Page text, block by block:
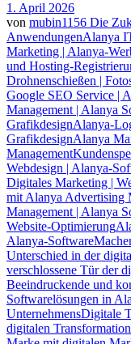
1. April 2026
von mubin1156 Die
AnwendungenAlanya
Marketing | Alanya-
und Hosting-
Drohnenschießen |
Google SEO Service |
Management | Alanya
GrafikdesignAlanya-
GrafikdesignAlanya
Management
Webdesign | Alanya-
Digitales Marketing |
mit Alanya Advertising
Management | Alanya
Website-Optimierung
Alanya-Software
Unterschied in der
verschlossene Tür der
Beeindruckende und
Softwarelösungen in
UnternehmensDigitale
digitalen